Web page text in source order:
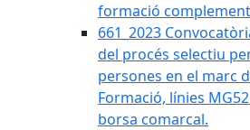
formació
661_2023
del procés selectiu
persones en el marc
Formació, línies
borsa comarcal.